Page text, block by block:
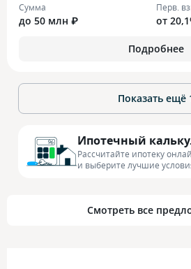
Сумма
до 50 млн ₽
Перв.
от
Подробнее
Показать ещё
Ипотечный
Рассчитайте ипотеку
и выберите лучшие
Смотреть все